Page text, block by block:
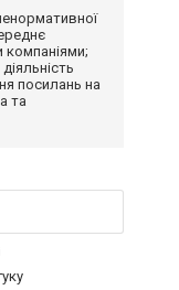
компаніями;
посилань на
та